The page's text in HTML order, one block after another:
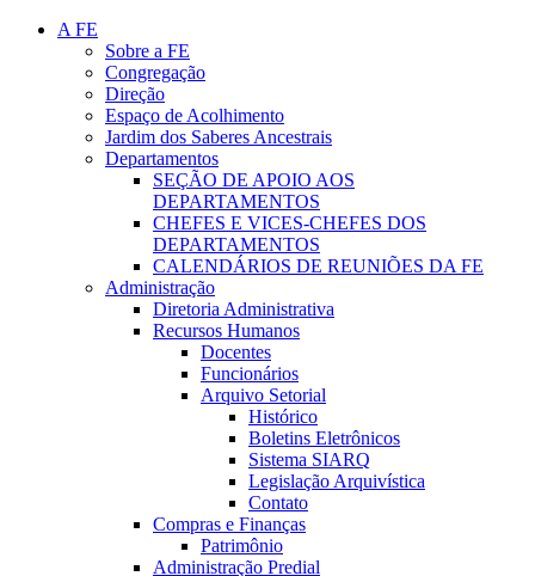
A FE
Sobre a FE
Congregação
Direção
Espaço de Acolhimento
Jardim dos Saberes Ancestrais
Departamentos
SEÇÃO DE APOIO AOS
DEPARTAMENTOS
CHEFES E VICES-CHEFES DOS
DEPARTAMENTOS
CALENDÁRIOS DE REUNIÕES DA FE
Administração
Diretoria Administrativa
Recursos Humanos
Docentes
Funcionários
Arquivo Setorial
Histórico
Boletins Eletrônicos
Sistema SIARQ
Legislação Arquivística
Contato
Compras e Finanças
Patrimônio
Administração Predial